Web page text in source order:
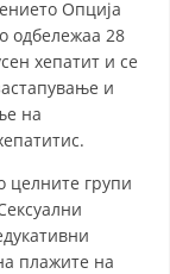
Опција
одбележаа 28
хепатит и се
и
на
целните групи
плажите на